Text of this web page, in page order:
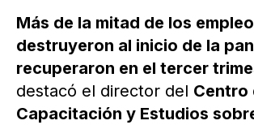
Más de la mitad de los
destruyeron al inicio de la
recuperaron en el tercer
destacó el director del Centro
Capacitación y Estudios